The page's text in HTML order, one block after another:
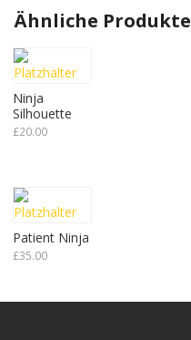
Ähnliche Produkte
Ninja
Silhouette
£20.00
Patient Ninja
£35.00